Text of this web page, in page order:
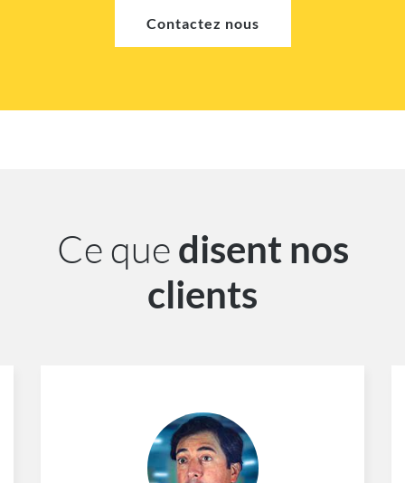
Contactez nous
Ce que disent nos
clients